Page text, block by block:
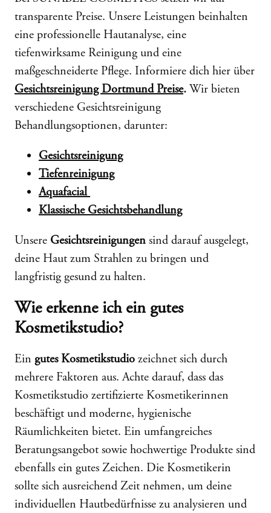
transparente Preise. Unsere Leistungen beinhalten
eine professionelle Hautanalyse, eine
tiefenwirksame Reinigung und eine
maßgeschneiderte Pflege. Informiere dich hier über
Gesichtsreinigung Dortmund Preise. Wir bieten
verschiedene Gesichtsreinigung
Behandlungsoptionen, darunter:
Gesichtsreinigung
Tiefenreinigung
Aquafacial
Klassische Gesichtsbehandlung
Unsere Gesichtsreinigungen sind darauf ausgelegt,
deine Haut zum Strahlen zu bringen und
langfristig gesund zu halten.
Wie erkenne ich ein gutes
Kosmetikstudio?
Ein gutes Kosmetikstudio zeichnet sich durch
mehrere Faktoren aus. Achte darauf, dass das
Kosmetikstudio zertifizierte Kosmetikerinnen
beschäftigt und moderne, hygienische
Räumlichkeiten bietet. Ein umfangreiches
Beratungsangebot sowie hochwertige Produkte sind
ebenfalls ein gutes Zeichen. Die Kosmetikerin
sollte sich ausreichend Zeit nehmen, um deine
individuellen Hautbedürfnisse zu analysieren und